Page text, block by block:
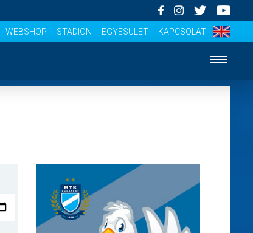
WEBSHOP STADION EGYESÜLET KAPCSOLAT